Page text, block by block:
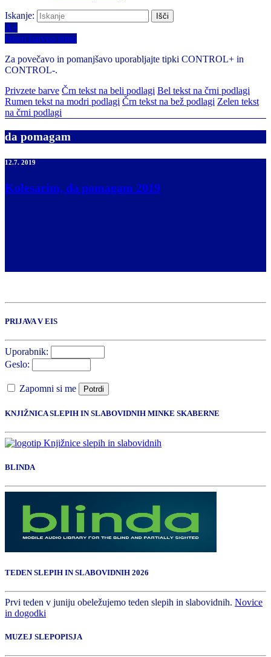
Iskanje:
A+
Izberi barvno temo
Za povečavo in pomanjšavo uporabljajte tipki CONTROL+ in
CONTROL-.
Privzete barve Črn tekst na beli podlagi Bel tekst na črni podlagi
Rumen tekst na modri podlagi Črn tekst na bež podlagi Zelen tekst
na črni podlagi
da pomagam
12.7. 2019
Kolesarim, da pomagam 2019
PRIJAVA V EIS
Uporabnik:
Geslo:
Zapomni si me Potrdi
KNJIŽNICA SLEPIH IN SLABOVIDNIH MINKE SKABERNE
BLINDA
TEDEN SLEPIH IN SLABOVIDNIH 2026
Prvi teden v juniju obeležujemo teden slepih in slabovidnih. Novice
in dogodki
MUZEJ SLEPOPISJA